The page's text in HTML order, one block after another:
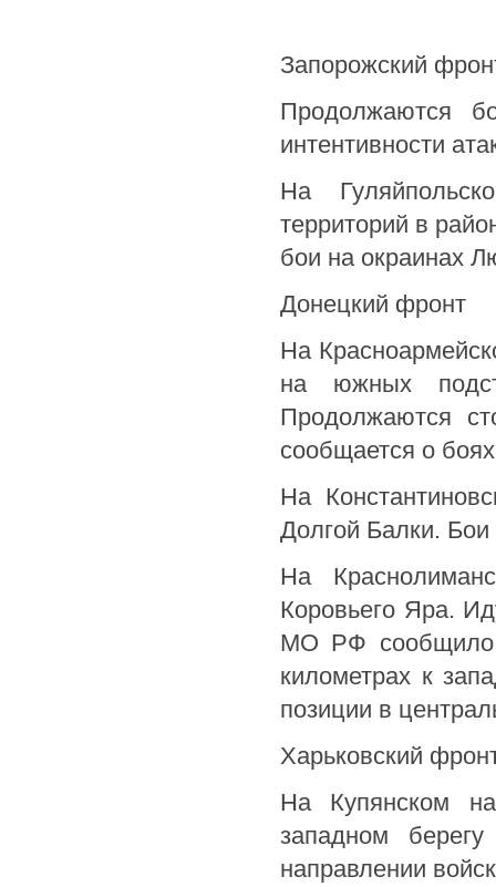
Запорожский
Продолжаются
интентивности
На
территорий в
бои на окраинах
Донецкий фронт
На
на южных
Продолжаются
сообщается о
На
Долгой Балки. Бои
На
Коровьего Яра.
МО РФ сообщило
километрах к
позиции в
Харьковский
На Купянском
западном
направлении